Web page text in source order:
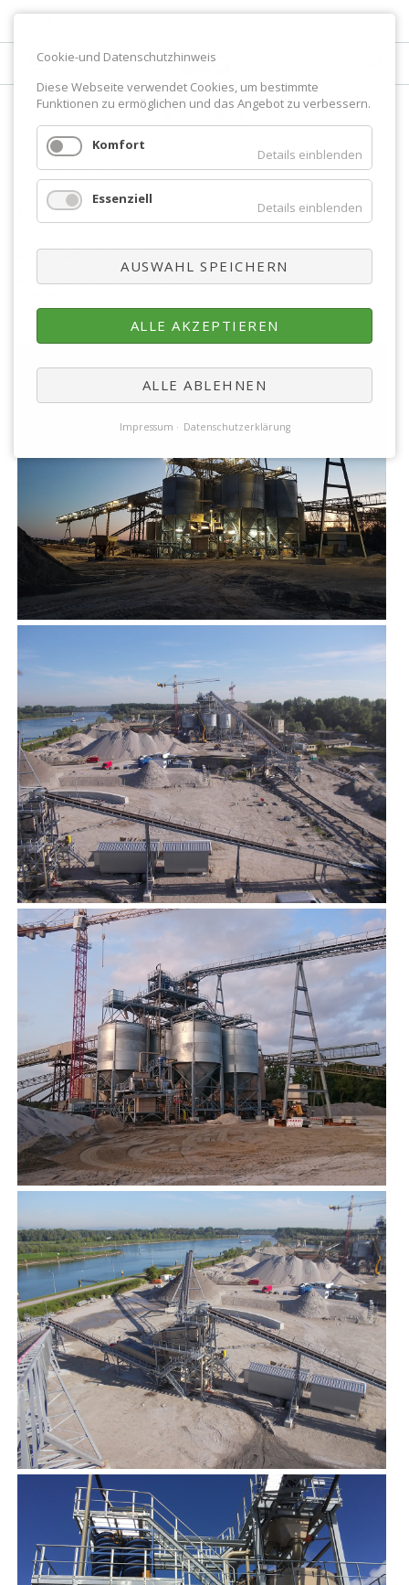
Kieswerk
PROJEKT
Kieswerk am Rhein
AUFGABELEISTUNG
150 t/h
0-0,25 / 0,25-0,5 / 0,5-2,0
ABZUGSLEITUNG AUS DEN SILOS
Cookie-und Datenschutzhinweis
Diese Webseite verwendet Cookies, um bestimmte
Funktionen zu ermöglichen und das Angebot zu verbessern.
Komfort
Details einblenden
Essenziell
Details einblenden
AUSWAHL SPEICHERN
ALLE AKZEPTIEREN
ALLE ABLEHNEN
Impressum Datenschutzerklärung